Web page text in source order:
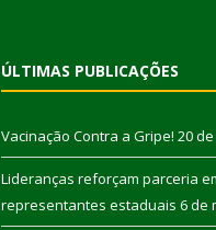
ÚLTIMAS PUBLICAÇÕES
Vacinação Contra a Gripe! 20
Lideranças reforçam parceria
representantes estaduais 6 de